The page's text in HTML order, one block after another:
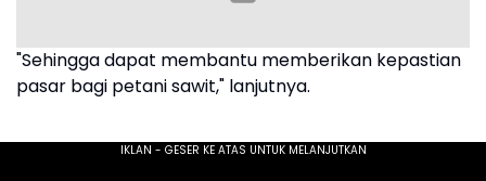
"Sehingga dapat membantu memberikan kepastian
pasar bagi petani sawit," lanjutnya.